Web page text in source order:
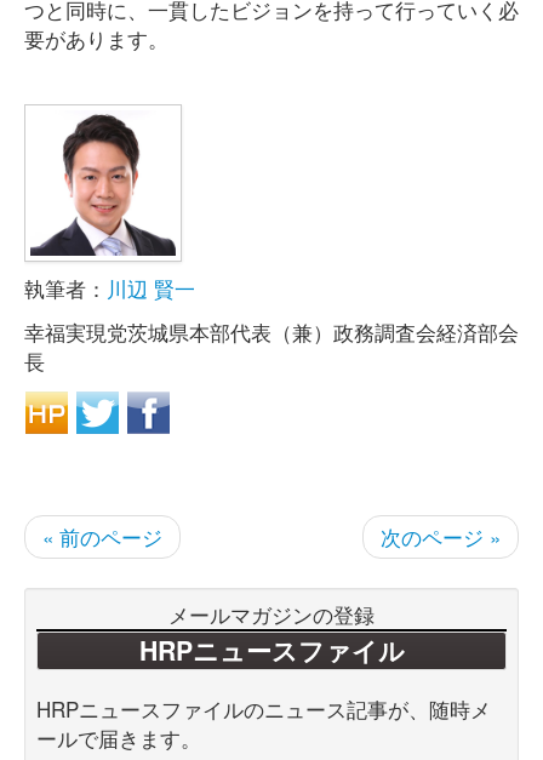
つと同時に、一貫したビジョンを持って行っていく必
要があります。
執筆者： 川辺 賢一
幸福実現党茨城県本部代表（兼）政務調査会経済部会
長
« 前のページ 次のページ »
メールマガジンの登録
HRPニュースファイル
HRPニュースファイルのニュース記事が、随時メ
ールで届きます。